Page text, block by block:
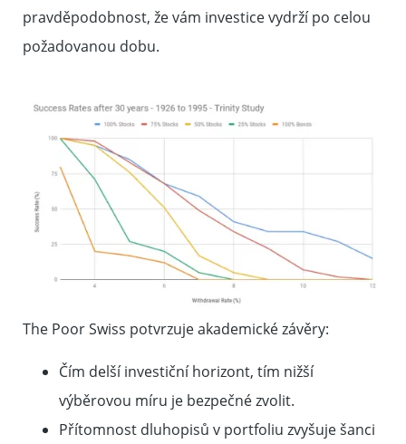
pravděpodobnost, že vám investice vydrží po celou
požadovanou dobu.
The Poor Swiss potvrzuje akademické závěry:
Čím delší investiční horizont, tím nižší
výběrovou míru je bezpečné zvolit.
Přítomnost dluhopisů v portfoliu zvyšuje šanci